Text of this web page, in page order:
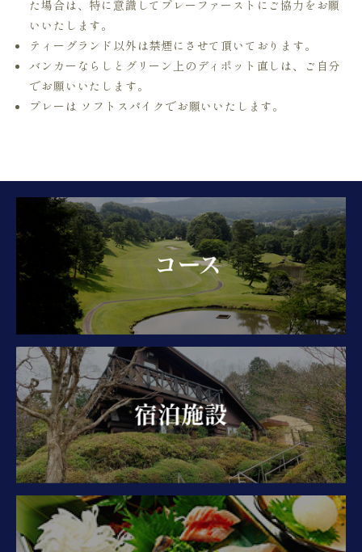
た場合は、特に意識してプレーファーストにご協力をお願
いいたします。
ティーグランド以外は禁煙にさせて頂いております。
バンカーならしとグリーン上のディポット直しは、ご自分
でお願いいたします。
プレーは ソフトスパイクでお願いいたします。